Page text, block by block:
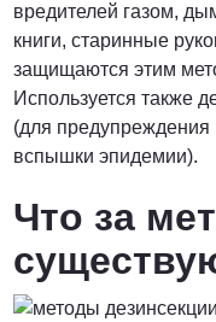
вредителей газом,
книги, старинные
защищаются этим
Используется также
(для
вспышки эпидемии).
Что за